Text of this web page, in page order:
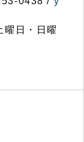
日・日曜